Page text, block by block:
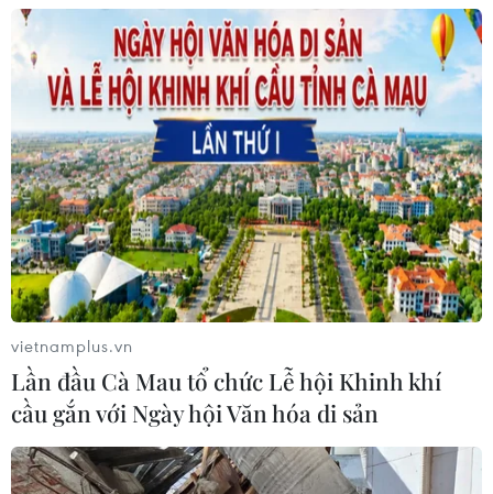
vietnamplus.vn
Lần đầu Cà Mau tổ chức Lễ hội Khinh khí
cầu gắn với Ngày hội Văn hóa di sản